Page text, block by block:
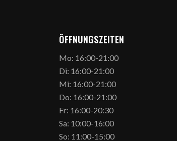
ÖFFNUNGSZEITEN
Mo: 16:00-21:00
Di: 16:00-21:00
Mi: 16:00-21:00
Do: 16:00-21:00
Fr: 16:00-20:30
Sa: 10:00-16:00
So: 11:00-15:00